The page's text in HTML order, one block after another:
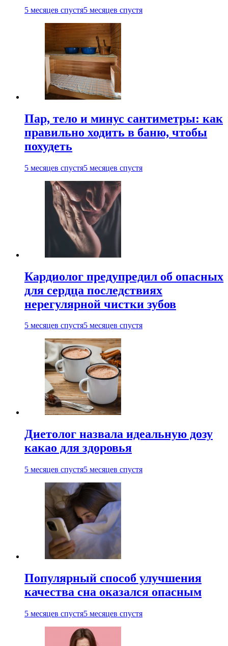
5 месяцев спустя5 месяцев спустя
Пар, тело и минус сантиметры: как
правильно ходить в баню, чтобы
похудеть
5 месяцев спустя5 месяцев спустя
Кардиолог предупредил об опасных
для сердца последствиях
нерегулярной чистки зубов
5 месяцев спустя5 месяцев спустя
Диетолог назвала идеальную дозу
какао для здоровья
5 месяцев спустя5 месяцев спустя
Популярный способ улучшения
качества сна оказался опасным
5 месяцев спустя5 месяцев спустя